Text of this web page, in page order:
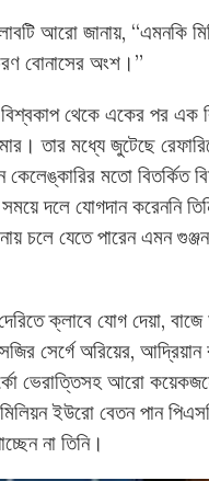
আরো জানায়, “এমনকি
বোনাসের অংশ।”
বিশ্বকাপ থেকে একের পর এক
তার মধ্যে জুটেছে
কেলেঙ্কারির মতো
দলে যোগদান করেননি
চলে যেতে পারেন এমন
ক্লাবে যোগ দেয়া,
সের্গে অরিয়ের,
ভেরাত্তিসহ আরো
ইউরো বেতন পান
না তিনি।